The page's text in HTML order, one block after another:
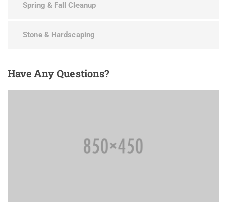
Spring & Fall Cleanup
Stone & Hardscaping
HaveAny Questions?